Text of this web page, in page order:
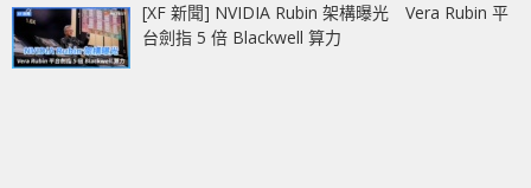
[XF 新聞] NVIDIA Rubin 架構曝光 Vera Rubin 平
台劍指 5 倍 Blackwell 算力